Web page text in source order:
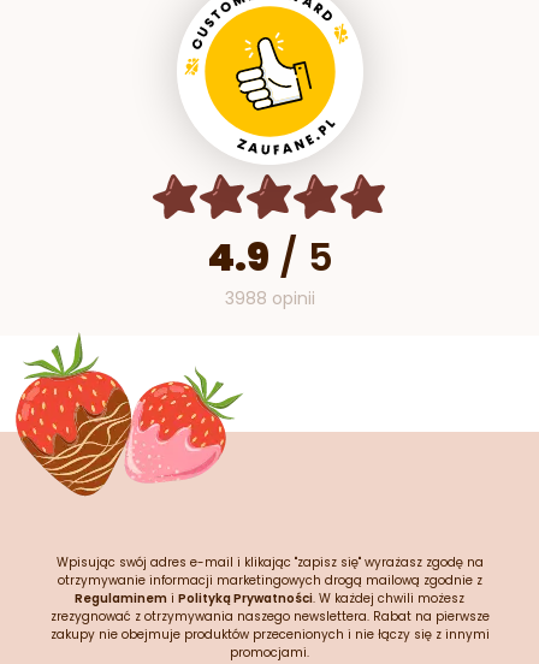
4.9 / 5
3988 opinii
Wpisując swój adres e-mail i klikając "zapisz się" wyrażasz zgodę na
otrzymywanie informacji marketingowych drogą mailową zgodnie z
Regulaminem i Polityką Prywatności. W każdej chwili możesz
zrezygnować z otrzymywania naszego newslettera. Rabat na pierwsze
zakupy nie obejmuje produktów przecenionych i nie łączy się z innymi
promocjami.